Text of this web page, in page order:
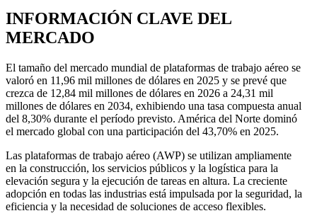
INFORMACIÓN CLAVE DEL
MERCADO
El tamaño del mercado mundial de plataformas de trabajo aéreo se
valoró en 11,96 mil millones de dólares en 2025 y se prevé que
crezca de 12,84 mil millones de dólares en 2026 a 24,31 mil
millones de dólares en 2034, exhibiendo una tasa compuesta anual
del 8,30% durante el período previsto. América del Norte dominó
el mercado global con una participación del 43,70% en 2025.
Las plataformas de trabajo aéreo (AWP) se utilizan ampliamente
en la construcción, los servicios públicos y la logística para la
elevación segura y la ejecución de tareas en altura. La creciente
adopción en todas las industrias está impulsada por la seguridad, la
eficiencia y la necesidad de soluciones de acceso flexibles.